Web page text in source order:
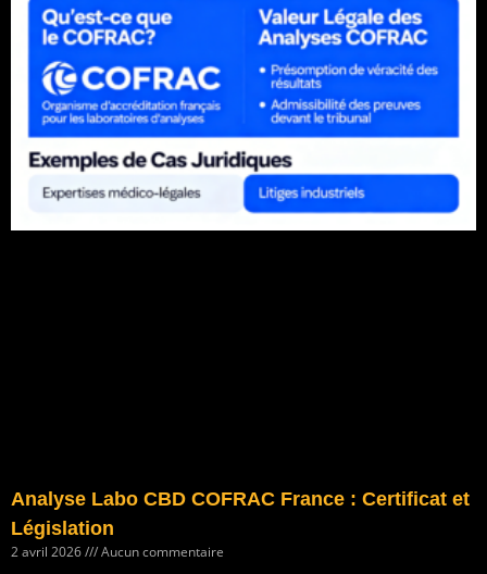
Analyse Labo CBD COFRAC France : Certificat et
Législation
2 avril 2026 Aucun commentaire